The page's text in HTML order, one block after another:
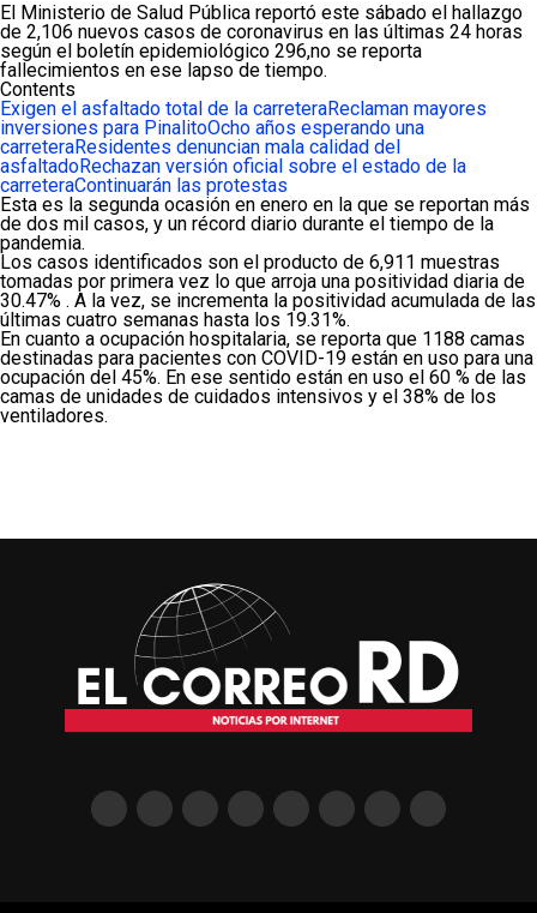
El Ministerio de Salud Pública reportó este sábado el hallazgo
de 2,106 nuevos casos de coronavirus en las últimas 24 horas
según el boletín epidemiológico 296,no se reporta
fallecimientos en ese lapso de tiempo.
Contents
Exigen el asfaltado total de la carreteraReclaman mayores
inversiones para PinalitoOcho años esperando una
carreteraResidentes denuncian mala calidad del
asfaltadoRechazan versión oficial sobre el estado de la
carreteraContinuarán las protestas
Esta es la segunda ocasión en enero en la que se reportan más
de dos mil casos, y un récord diario durante el tiempo de la
pandemia.
Los casos identificados son el producto de 6,911 muestras
tomadas por primera vez lo que arroja una positividad diaria de
30.47% . A la vez, se incrementa la positividad acumulada de las
últimas cuatro semanas hasta los 19.31%.
En cuanto a ocupación hospitalaria, se reporta que 1188 camas
destinadas para pacientes con COVID-19 están en uso para una
ocupación del 45%. En ese sentido están en uso el 60 % de las
camas de unidades de cuidados intensivos y el 38% de los
ventiladores.